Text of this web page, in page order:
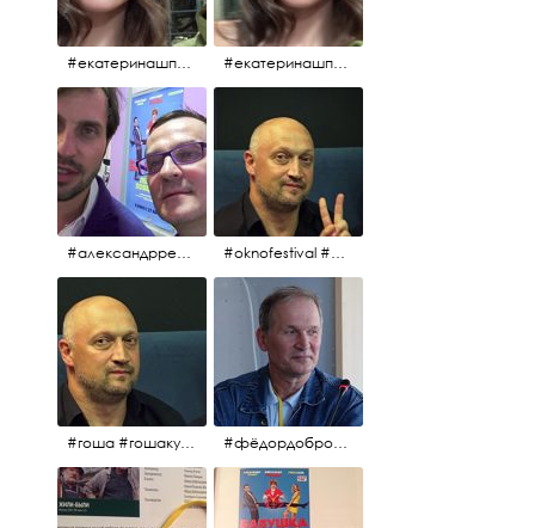
#екатеринашпица #шпица @ekaterinashpitsa #екатеринашпица #шпица @ekaterinashpitsa
#александрревва #ревва #артурпирожков #бабушкалегкогоповедения @arthurpirozhkov #oknofestival #gosha #гошакуценко
#гоша #гошакуценко #oknofestival #фёдордобронравов #кино #хорошеекино #жилибыли